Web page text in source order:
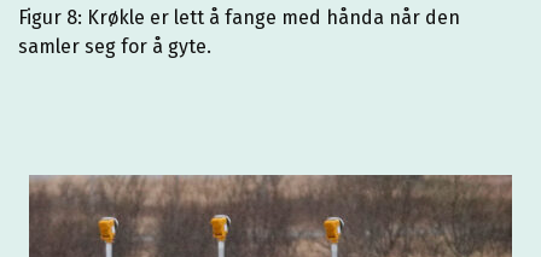
Figur 8: Krøkle er lett å fange med hånda når den
samler seg for å gyte.